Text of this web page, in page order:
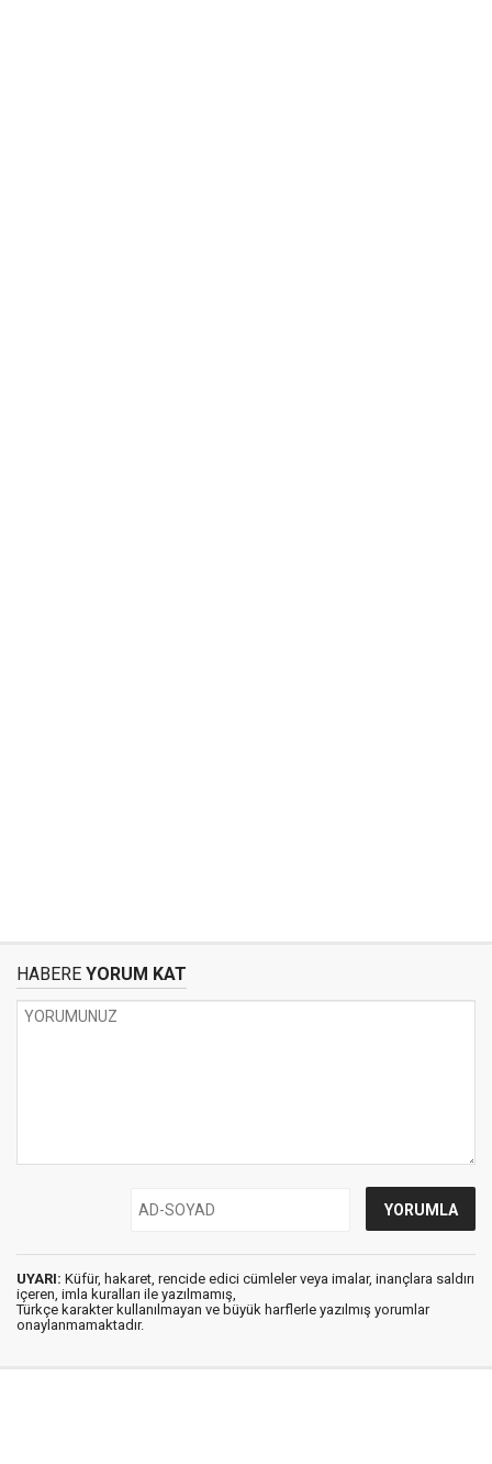
HABERE YORUM KAT
UYARI: Küfür, hakaret, rencide edici cümleler veya imalar, inançlara saldırı
içeren, imla kuralları ile yazılmamış,
Türkçe karakter kullanılmayan ve büyük harflerle yazılmış yorumlar
onaylanmamaktadır.